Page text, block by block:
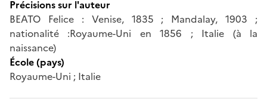
Précisions sur l'auteur
BEATO Felice : Venise, 1835 ; Mandalay, 1903 ;
nationalité :Royaume-Uni en 1856 ; Italie (à la
naissance)
École (pays)
Royaume-Uni ; Italie